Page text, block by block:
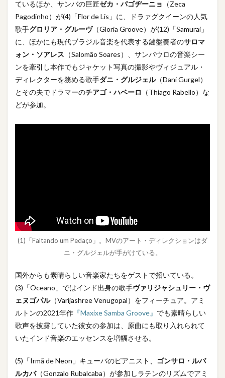
ているほか、サンバの巨匠ゼカ・パゴヂーニョ
（Zeca
Pagodinho）が(4)「Flor de Lis」に、ドラァグクイーンの人気
歌手グロリア・グルーヴ（Gloria Groove）が(12)「Samurai」
に、ほかにも現代ブラジル音楽を代表する鍵盤奏者のサロマ
ォン・ソアレス （Salomão Soares）、サンパウロの音楽シー
ンを牽引し本作でもジャケット写真の撮影やヴィジュアル・
ディレクターを務める歌手ダニ・グルジェル（Dani Gurgel）
とその夫でドラマーのチアゴ・ハベーロ
（Thiago Rabello）な
どが参加。
(1)「Faltando um Pedaço」。MVのアート・ディレクションはダ
ニ・グルジェルが手がけている。
国外からも素晴らしい音楽家たちをゲストで招いている。
(3)「Oceano」ではインド出身の歌手ヴァリジャシュリー・ヴ
ェヌゴパル（Varijashree Venugopal）をフィーチュア。アミ
ルトンの2021年作 『Maxixe Samba Groove』 でも素晴らしい
歌声を披露していた彼女の参加は、原曲にも取り入れられて
いたインド音楽のエッセンスを増幅させる。
(5)「Irmã de Neon」キューバのピアニスト、
ゴンサロ・ルバ
ルカバ（Gonzalo Rubalcaba）が参加しラテンのリズムでアミ